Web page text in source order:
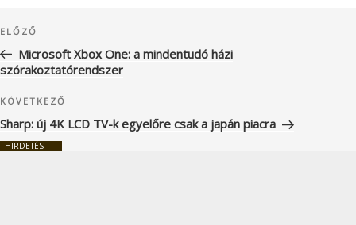
navigáció
Korábbi
bejegyzés
ELŐZŐ
Microsoft Xbox One: a mindentudó házi
szórakoztatórendszer
Következő
bejegyzés
KÖVETKEZŐ
Sharp: új 4K LCD TV-k egyelőre csak a japán piacra
HIRDETÉS